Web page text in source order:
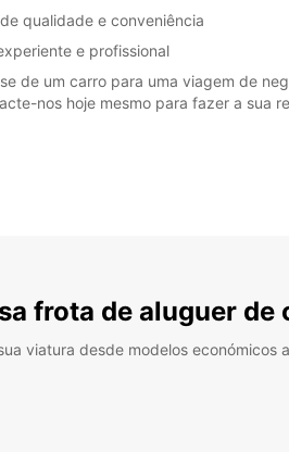
qualidade e conveniência
e profissional
de um carro para uma viagem de
nos hoje mesmo para fazer a sua
frota de aluguer de
viatura desde modelos económicos